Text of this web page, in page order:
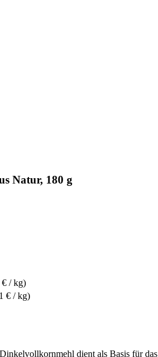
Natur, 180 g
€ / kg)
€ / kg)
dient als Basis für das